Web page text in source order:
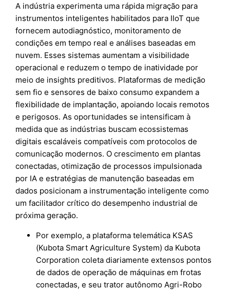
A indústria experimenta uma rápida migração para
instrumentos inteligentes habilitados para IIoT que
fornecem autodiagnóstico, monitoramento de
condições em tempo real e análises baseadas em
nuvem. Esses sistemas aumentam a visibilidade
operacional e reduzem o tempo de inatividade por
meio de insights preditivos. Plataformas de medição
sem fio e sensores de baixo consumo expandem a
flexibilidade de implantação, apoiando locais remotos
e perigosos. As oportunidades se intensificam à
medida que as indústrias buscam ecossistemas
digitais escaláveis compatíveis com protocolos de
comunicação modernos. O crescimento em plantas
conectadas, otimização de processos impulsionada
por IA e estratégias de manutenção baseadas em
dados posicionam a instrumentação inteligente como
um facilitador crítico do desempenho industrial de
próxima geração.
Por exemplo, a plataforma telemática KSAS
(Kubota Smart Agriculture System) da Kubota
Corporation coleta diariamente extensos pontos
de dados de operação de máquinas em frotas
conectadas, e seu trator autônomo Agri-Robo